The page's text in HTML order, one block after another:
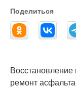
Поделиться
ремонт